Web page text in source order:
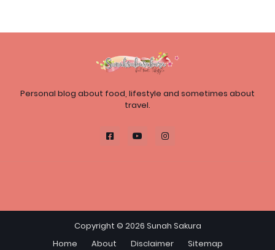
Personal blog about food, lifestyle and sometimes about
travel.
Copyright © 2026 Sunah Sakura
Home
About Disclaimer Sitemap